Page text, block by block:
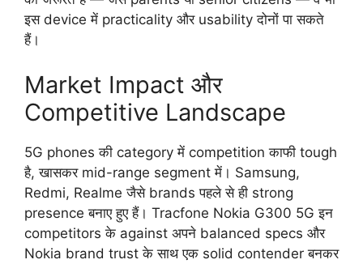
इस device में practicality और usability दोनों पा सकते
हैं।
Market Impact और
Competitive Landscape
5G phones की category में competition काफी tough
है, खासकर mid-range segment में। Samsung,
Redmi, Realme जैसे brands पहले से ही strong
presence बनाए हुए हैं। Tracfone Nokia G300 5G इन
competitors के against अपने balanced specs और
Nokia brand trust के साथ एक solid contender बनकर